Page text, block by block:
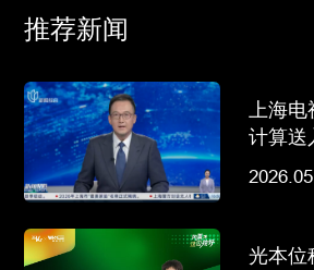
推荐新闻
上海电
计算送
个天基
光本位